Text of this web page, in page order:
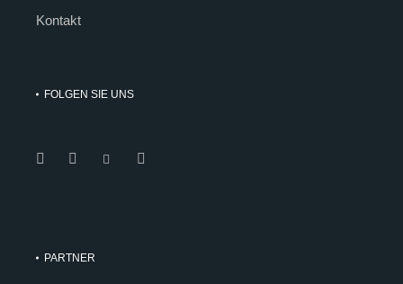
Kontakt
FOLGEN SIE UNS
PARTNER